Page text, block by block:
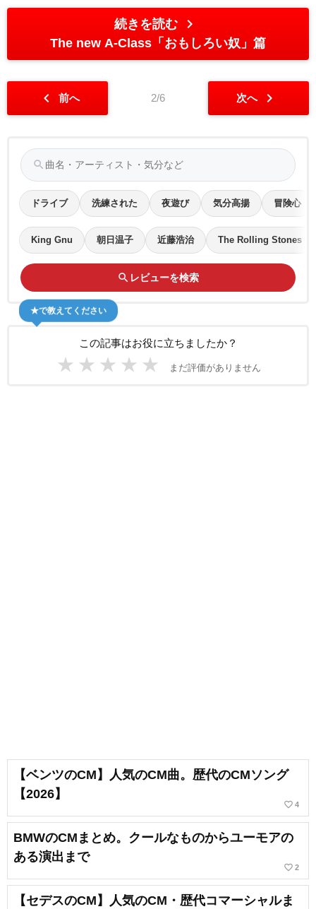
続きを読む chevron_right
The new A-Class「おもしろい奴」篇
chevron_left 前へ 2/6 次へ chevron_right
search
ドライブ 洗練された 夜遊び 気分高揚 冒険心
King Gnu 朝日温子 近藤浩治 The Rolling Stones
search レビューを検索
この記事はお役に立ちましたか？
★ ★ ★ ★ ★ まだ評価がありません
★で教えてください
【ベンツのCM】人気のCM曲。歴代のCMソング
【2026】
favorite_border 4
BMWのCMまとめ。クールなものからユーモアの
ある演出まで
favorite_border 2
【セデスのCM】人気のCM・歴代コマーシャルま